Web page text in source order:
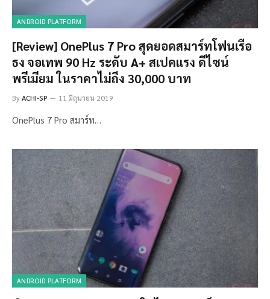
ANDROID PLATFORM
[Review] OnePlus 7 Pro สุดยอดสมาร์ทโฟนเรือ
ธง จอเทพ 90 Hz ระดับ A+ สเปคแรง ดีไซน์
พรีเมียม ในราคาไม่ถึง 30,000 บาท
ByACHI-SP 11 มิถุนายน 2019
OnePlus 7 Pro สมาร์ท…
ANDROID PLATFORM